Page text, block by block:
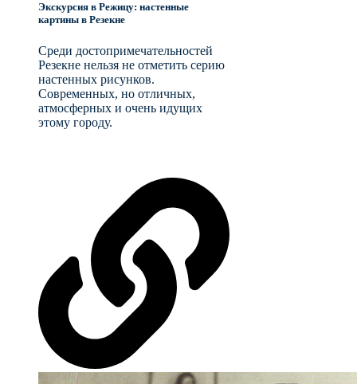
Экскурсия в Режицу: настенные
картины в Резекне
Среди достопримечательностей
Резекне нельзя не отметить серию
настенных рисунков.
Современных, но отличных,
атмосферных и очень идущих
этому городу.